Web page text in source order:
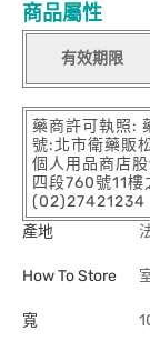
商品屬性
有效期限
藥商許可執照:
號:北市衛藥販
個人用品商店
四段760號11
(02)27421234
產地
How To Store
寬